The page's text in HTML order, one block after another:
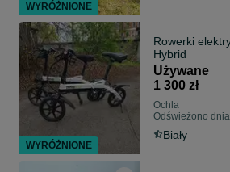
Rowerki
Hybrid
Używane
1 300 zł
Ochla
Odświeżono
Biały
WYRÓŻNIONE
WYRÓŻNIONE